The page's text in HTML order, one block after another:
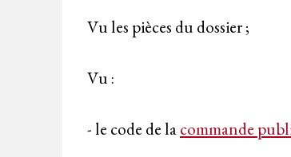
Vu les pièces du dossier ;
Vu :
- le code de lacommande